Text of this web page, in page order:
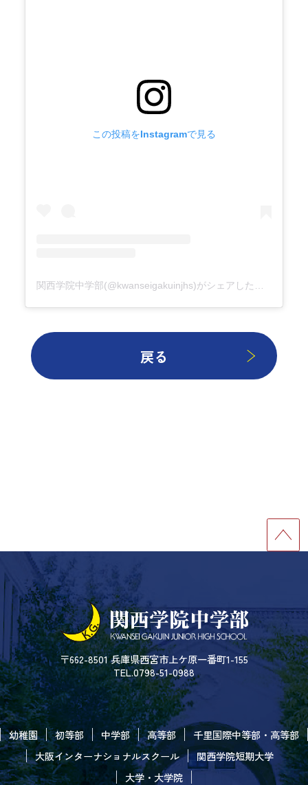
この投稿をInstagramで見る
関西学院中学部(@kwanseigakuinjhs)がシェアした投稿
戻る
〒662-8501 兵庫県西宮市上ケ原一番町1-155
TEL.0798-51-0988
幼稚園 初等部 中学部 高等部
千里国際中等部・高等部
大阪インターナショナルスクール
関西学院短期大学
大学・大学院